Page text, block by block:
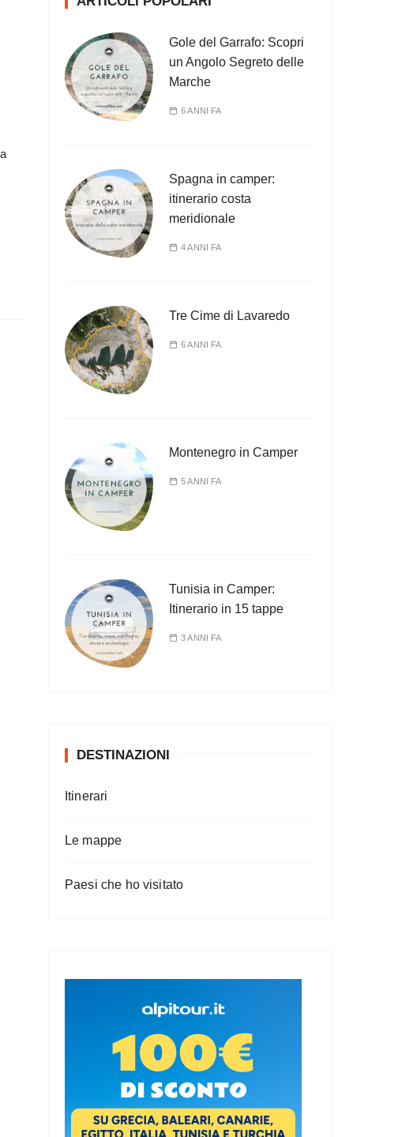
Gole del Garrafo: Scopri
un Angolo Segreto delle
Marche
6 ANNI FA
Spagna in camper:
itinerario costa
meridionale
4 ANNI FA
Tre Cime di Lavaredo
6 ANNI FA
Montenegro in Camper
5 ANNI FA
Tunisia in Camper:
Itinerario in 15 tappe
3 ANNI FA
DESTINAZIONI
Itinerari
Le mappe
Paesi che ho visitato